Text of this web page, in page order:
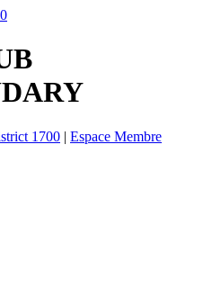
1700 | Espace Membre